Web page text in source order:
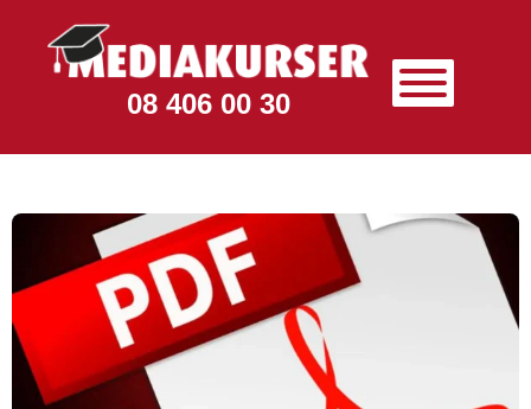
08 406 00 30